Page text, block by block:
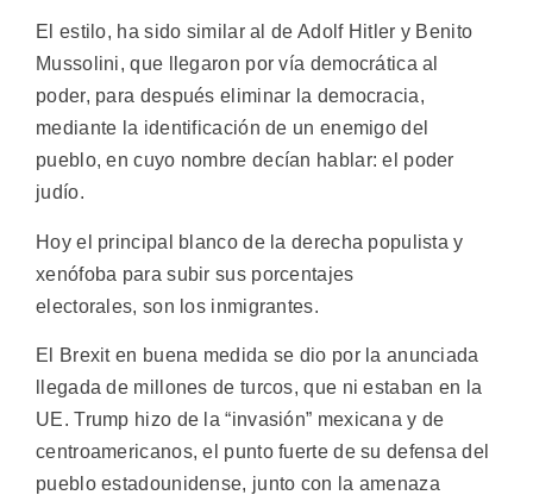
El estilo, ha sido similar al de Adolf Hitler y Benito
Mussolini, que llegaron por vía democrática al
poder, para después eliminar la democracia,
mediante la identificación de un enemigo del
pueblo, en cuyo nombre decían hablar: el poder
judío.
Hoy el principal blanco de la derecha populista y
xenófoba para subir sus porcentajes
electorales, son los inmigrantes.
El Brexit en buena medida se dio por la anunciada
llegada de millones de turcos, que ni estaban en la
UE. Trump hizo de la “invasión” mexicana y de
centroamericanos, el punto fuerte de su defensa del
pueblo estadounidense, junto con la amenaza